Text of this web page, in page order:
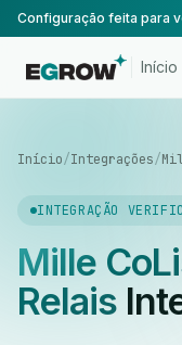
Início
Início/Integrações/
INTEGRAÇÃO
Mille
Relais